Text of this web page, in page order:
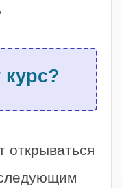
курс?
открываться